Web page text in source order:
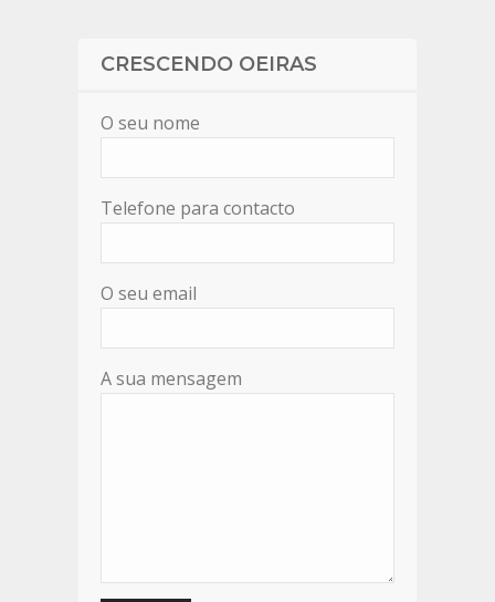
CRESCENDO OEIRAS
O seu nome
Telefone para contacto
O seu email
A sua mensagem